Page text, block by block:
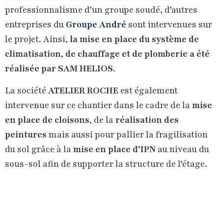
professionnalisme d’un groupe soudé, d’autres
entreprises du Groupe André sont intervenues sur
le projet. Ainsi, la mise en place du système de
climatisation, de chauffage et de plomberie a été
réalisée par SAM HELIOS.
La société ATELIER ROCHE est également
intervenue sur ce chantier dans le cadre de lamise
en place de cloisons, de laréalisation des
peintures mais aussi pour pallier la fragilisation
du sol grâce à lamise en place d’IPN au niveau du
sous-sol afin de supporter la structure de l’étage.